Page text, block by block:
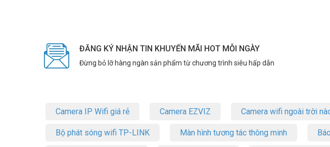
– Khả năng zoom mạnh mẽ: Dễ dàng quan sát người nói và các chi tiết quan trọng.
– Tự động đóng khung thông minh: Cuộc họp diễn ra tự nhiên và tập trung hơn.
– Kết nối BYOD linh hoạt: Cho phép người dùng sử dụng thiết bị và nền tảng quen thuộc.
– UVC84 Camera
ĐĂNG KÝ NHẬN TIN KHUYẾN MÃI HOT MỖI NGÀY
Đừng bỏ lỡ hàng ngàn sản phẩm từ chương trình siêu hấp dẫn
Camera IP Wifi giá rẻ Camera EZVIZ Camera wifi ngoài trời
Bộ phát sóng wifi TP-LINK Màn hình tương tác thông minh